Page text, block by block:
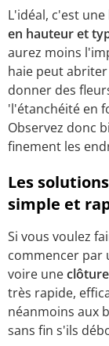
L'idéal, c'est une
en hauteur et
aurez moins
haie peut
donner des
'l'étanchéité en
Observez donc
finement les
Les
simple et
Si vous voulez
commencer par
voire une
très rapide,
néanmoins aux
sans fin s'ils